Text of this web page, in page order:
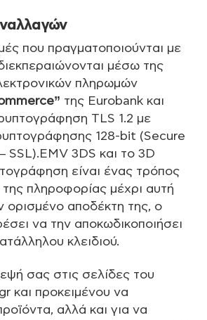
που πραγματοποιούνται με
μέσω της
πληρωμών
της Eurobank και
TLS 1.2 με
128-bit (Secure
SSL).EMV 3DS και το 3D
είναι ένας τρόπος
πληροφορίας μέχρι αυτή
ορισμένο αποδέκτη της, ο
να την αποκωδικοποιήσει
κλειδιού.
σας στις σελίδες του
και προκειμένου να
αλλά και για να